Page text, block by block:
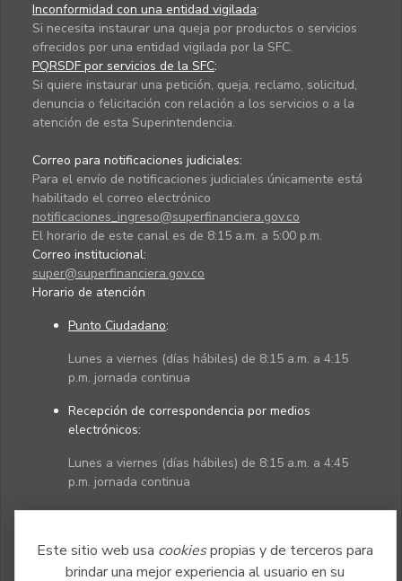
Este sitio web usa cookiespropias y de terceros para
brindar una mejor experiencia al usuario en su
Inconformidad con una entidad vigilada:
Si necesita instaurar una queja por productos o servicios
ofrecidos por una entidad vigilada por la SFC.
PQRSDF por servicios de la SFC:
Si quiere instaurar una petición, queja, reclamo, solicitud,
denuncia o felicitación con relación a los servicios o a la
atención de esta Superintendencia.
Correo para notificaciones judiciales:
Para el envío de notificaciones judiciales únicamente está
habilitado el correo electrónico
notificaciones_ingreso@superfinanciera.gov.co
El horario de este canal es de 8:15 a.m. a 5:00 p.m.
Correo institucional:
super@superfinanciera.gov.co
Horario de atención
Punto Ciudadano:
Lunes a viernes (días hábiles) de 8:15 a.m. a 4:15
p.m. jornada continua
Recepción de correspondencia por medios
electrónicos:
Lunes a viernes (días hábiles) de 8:15 a.m. a 4:45
p.m. jornada continua